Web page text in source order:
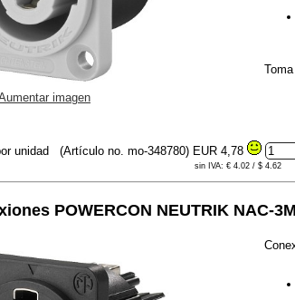
imagen
unidad (Artículo no. mo-348780) EUR 4,78
sin IVA: € 4.02 / $ 4.62
POWERCON NEUTRIK NAC-